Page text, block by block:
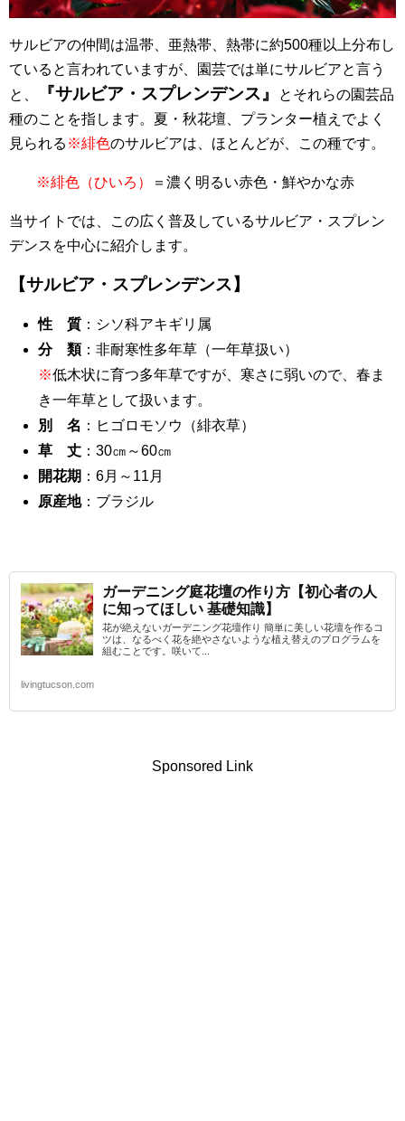
サルビアの仲間は温帯、亜熱帯、熱帯に約500種以上分布し
ていると言われていますが、園芸では単にサルビアと言う
と、
『サルビア・スプレンデンス』
とそれらの園芸品
種のことを指します。夏・秋花壇、プランター植えでよく
見られる ※緋色のサルビアは、ほとんどが、この種です。
※緋色（ひいろ） ＝濃く明るい赤色・鮮やかな赤
当サイトでは、この広く普及しているサルビア・スプレン
デンスを中心に紹介します。
【サルビア・スプレンデンス】
性 質 ：シソ科アキギリ属
分 類：非耐寒性多年草（一年草扱い）
※低木状に育つ多年草ですが、寒さに弱いので、春ま
き一年草として扱います。
別 名 ：ヒゴロモソウ（緋衣草）
草 丈 ：30㎝～60㎝
開花期 ：6月～11月
原産地：ブラジル
ガーデニング庭花壇の作り方【初心者の人
に知ってほしい 基礎知識】
花が絶えないガーデニング花壇作り 簡単に美しい花壇を作るコ
ツは、なるべく花を絶やさないような植え替えのプログラムを
組むことです。咲いて...
livingtucson.com
Sponsored Link